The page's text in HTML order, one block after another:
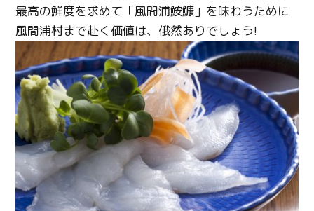
最高の鮮度を求めて「風間浦鮟鱇」を味わうために
風間浦村まで赴く価値は、俄然ありでしょう!